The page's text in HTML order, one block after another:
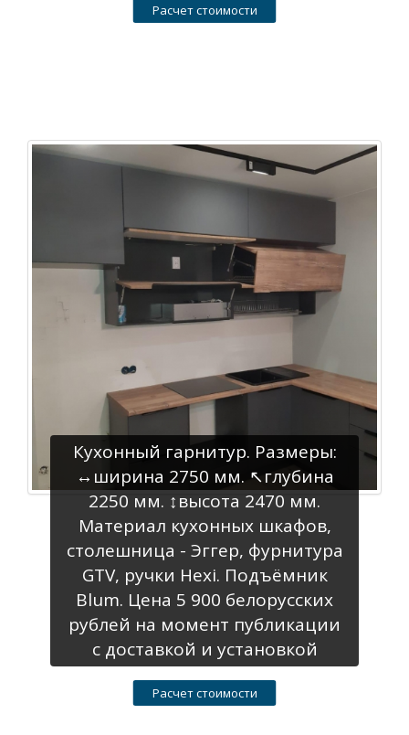
Расчет стоимости
Кухонный гарнитур. Размеры:
↔️ширина 2750 мм. ↖️глубина
2250 мм. ↕️высота 2470 мм.
Материал кухонных шкафов,
столешница - Эггер, фурнитура
GTV, ручки Нехi. Подъёмник
Вlum. Цена 5 900 белорусских
рублей на момент публикации
с доставкой и установкой
Расчет стоимости